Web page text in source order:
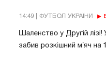
14:49 | ФУТБОЛ УКРАЇНИ
Шаленство у Другій
забив розкішний мʼяч на